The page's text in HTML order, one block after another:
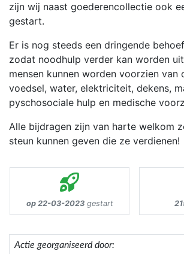
zijn wij naast goederencollectie ook
gestart.
Er is nog steeds een dringende
zodat noodhulp verder kan worden
mensen kunnen worden voorzien van
voedsel, water, elektriciteit, dekens,
pyschosociale hulp en medische
Alle bijdragen zijn van harte welkom
steun kunnen geven die ze verdienen!
op 22-03-2023gestart
Actie georganiseerd door: